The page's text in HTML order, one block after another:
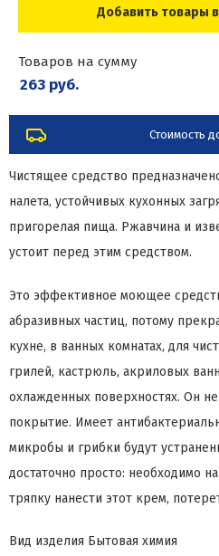
Добавить товары
Товаров на сумму
263 руб.
Стоимость
Чистящее средство
налета, устойчивых кухонных
пригорелая пища. Ржавчина и
устоит перед этим средством.
Это эффективное моющее
абразивных частиц, потому
кухне, в ванных комнатах, для
грилей, кастрюль, акриловых
охлажденных поверхностях. Он
покрытие. Имеет
микробы и грибки будут
достаточно просто: необходимо
тряпку нанести этот крем,
Вид изделия Бытовая химия